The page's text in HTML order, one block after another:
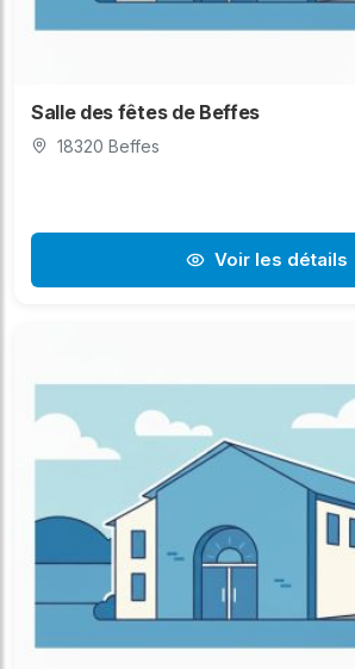
Salle des fêtes de Beffes
18320 Beffes
Voir les détails